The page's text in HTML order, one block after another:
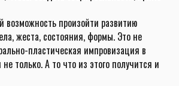
возможность произойти развитию
жеста, состояния, формы. Это не
пластическая импровизация в
только. А то что из этого получится и